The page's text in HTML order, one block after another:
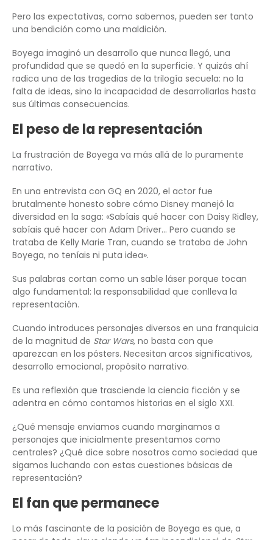
Pero las expectativas, como sabemos, pueden ser tanto
una bendición como una maldición.
Boyega imaginó un desarrollo que nunca llegó, una
profundidad que se quedó en la superficie. Y quizás ahí
radica una de las tragedias de la trilogía secuela: no la
falta de ideas, sino la incapacidad de desarrollarlas hasta
sus últimas consecuencias.
El peso de la representación
La frustración de Boyega va más allá de lo puramente
narrativo.
En una entrevista con GQ en 2020, el actor fue
brutalmente honesto sobre cómo Disney manejó la
diversidad en la saga: «Sabíais qué hacer con Daisy Ridley,
sabíais qué hacer con Adam Driver… Pero cuando se
trataba de Kelly Marie Tran, cuando se trataba de John
Boyega, no teníais ni puta idea».
Sus palabras cortan como un sable láser porque tocan
algo fundamental: la responsabilidad que conlleva la
representación.
Cuando introduces personajes diversos en una franquicia
de la magnitud de Star Wars, no basta con que
aparezcan en los pósters. Necesitan arcos significativos,
desarrollo emocional, propósito narrativo.
Es una reflexión que trasciende la ciencia ficción y se
adentra en cómo contamos historias en el siglo XXI.
¿Qué mensaje enviamos cuando marginamos a
personajes que inicialmente presentamos como
centrales? ¿Qué dice sobre nosotros como sociedad que
sigamos luchando con estas cuestiones básicas de
representación?
El fan que permanece
Lo más fascinante de la posición de Boyega es que, a